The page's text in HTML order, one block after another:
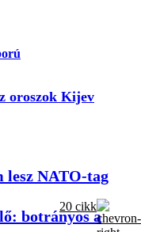
oroszok Kijev
lesz NATO-tag
botrányos a
20 cikk